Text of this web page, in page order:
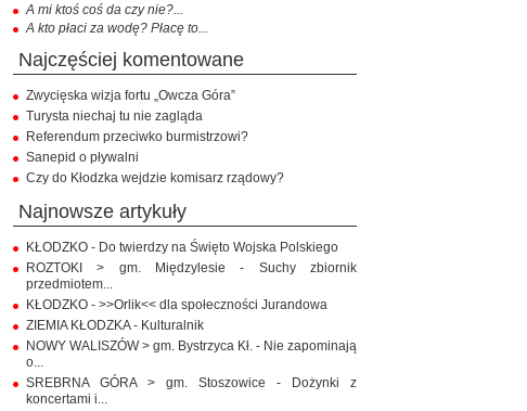
A mi ktoś coś da czy nie?...
A kto płaci za wodę? Płacę to...
najczęściej komentowane
Zwycięska wizja fortu „Owcza Góra”
Turysta niechaj tu nie zagląda
Referendum przeciwko burmistrzowi?
Sanepid o pływalni
Czy do Kłodzka wejdzie komisarz rządowy?
najnowsze artykuły
KŁODZKO - Do twierdzy na Święto Wojska Polskiego
ROZTOKI > gm. Międzylesie - Suchy zbiornik
przedmiotem...
KŁODZKO - >>Orlik<< dla społeczności Jurandowa
ZIEMIA KŁODZKA - Kulturalnik
NOWY WALISZÓW > gm. Bystrzyca Kł. - Nie zapominają
o...
SREBRNA GÓRA > gm. Stoszowice - Dożynki z
koncertami i...